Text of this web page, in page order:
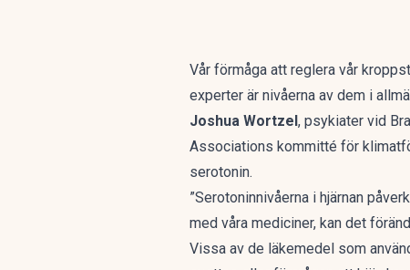
Vår förmåga att reglera vår
experter är nivåerna av dem i
Joshua Wortzel, psykiater vid
Associations kommitté för
serotonin.
”Serotoninnivåerna i hjärnan
med våra mediciner, kan det
Vissa av de läkemedel som